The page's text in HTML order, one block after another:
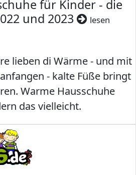
für Kinder - die
und 2023
lesen
lieben di Wärme - und mit
- kalte Füße bringt
Warme Hausschuhe
das vielleicht.